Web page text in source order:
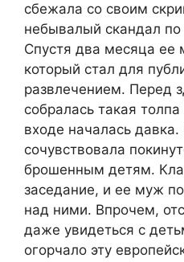
сбежала со своим
небывалый скандал
Спустя два месяца ее
который стал для
развлечением. Перед
собралась такая
входе началась
сочувствовала
брошенным детям.
заседание, и ее муж
над ними. Впрочем,
даже увидеться с
огорчало эту